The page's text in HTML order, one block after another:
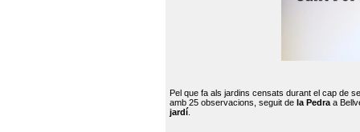
Pel que fa als jardins censats durant el cap de
amb 25 observacions, seguit de la Pedra a
jardí